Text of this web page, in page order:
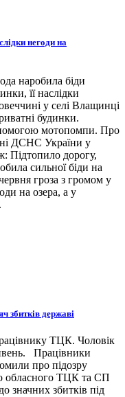
негоди на
наробила біди
її наслідки
у селі Влащинці
будинки.
мотопомпи. Про
ДСНС України у
Підтопило дорогу,
сильної біди на
гроза з громом у
на озера, а у
збитків державі
ТЦК. Чоловік
Працівники
про підозру
обласного ТЦК та СП
значних збитків під